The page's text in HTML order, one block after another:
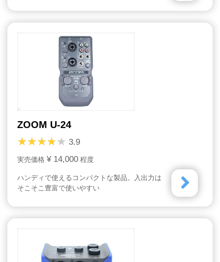
ZOOM U-24
3.9
実売価格 ¥ 14,000 程度
ハンディで使えるコンパクトな製品。入出力は
そこそこ豊富で使いやすい